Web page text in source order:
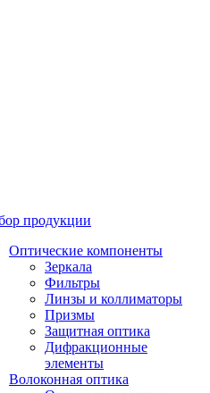
продукции
Оптические компоненты
Зеркала
Фильтры
Линзы и коллиматоры
Призмы
Защитная оптика
Дифракционные
элементы
Волоконная оптика